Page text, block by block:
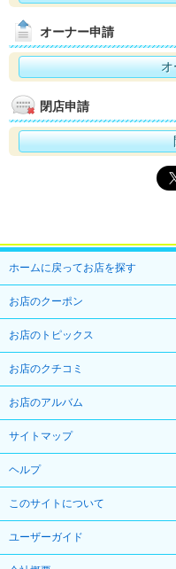
オーナー申請
オ
閉店申請
ホームに戻ってお店を探す
お店のクーポン
お店のトピックス
お店のクチコミ
お店のアルバム
サイトマップ
ヘルプ
このサイトについて
ユーザーガイド